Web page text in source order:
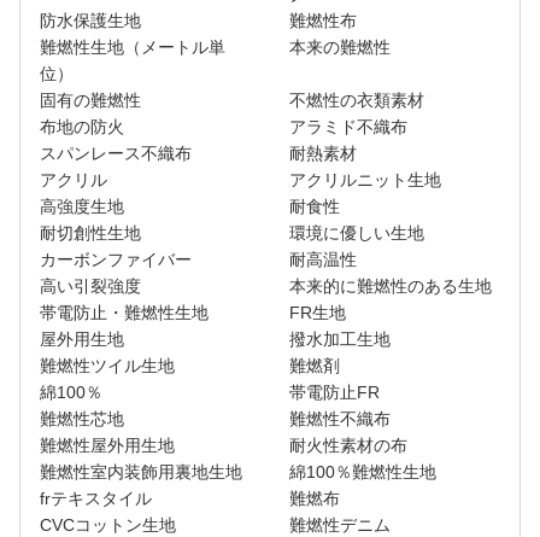
防水保護生地
難燃性布
難燃性生地（メートル単
位）
本来の難燃性
固有の難燃性
不燃性の衣類素​​材
布地の防火
アラミド不織布
スパンレース不織布
耐熱素材
アクリル
アクリルニット生地
高強度生地
耐食性
耐切創性生地
環境に優しい生地
カーボンファイバー
耐高温性
高い引裂強度
本来的に難燃性のある生地
帯電防止・難燃性生地
FR生地
屋外用生地
撥水加工生地
難燃性ツイル生地
難燃剤
綿100％
帯電防止FR
難燃性芯地
難燃性不織布
難燃性屋外用生地
耐火性素材の布
難燃性室内装飾用裏地生地
綿100％難燃性生地
frテキスタイル
難燃布
CVCコットン生地
難燃性デニム